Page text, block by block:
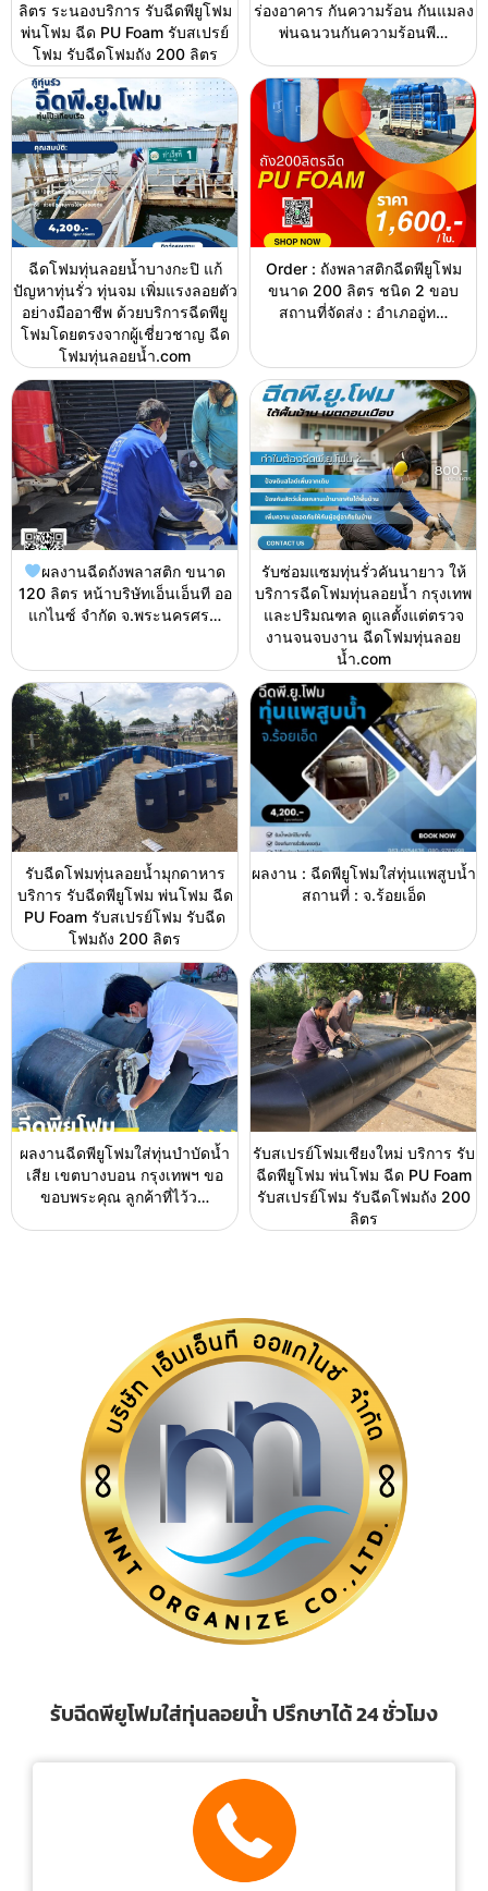
ลิตร ระนองบริการ รับฉีดพียูโฟม
พ่นโฟม ฉีด PU Foam รับสเปรย์
โฟม รับฉีดโฟมถัง 200 ลิตร
ร่องอาคาร กันความร้อน กันแมลง
พ่นฉนวนกันความร้อนพี…
ฉีดโฟมทุ่นลอยน้ำบางกะปิ แก้
ปัญหาทุ่นรั่ว ทุ่นจม เพิ่มแรงลอยตัว
อย่างมืออาชีพ ด้วยบริการฉีดพียู
โฟมโดยตรงจากผู้เชี่ยวชาญ ฉีด
โฟมทุ่นลอยน้ำ.com
Order : ถังพลาสติกฉีดพียูโฟม
ขนาด 200 ลิตร ชนิด 2 ขอบ
สถานที่จัดส่ง : อำเภออู่ท…
ผลงานฉีดถังพลาสติก ขนาด
120 ลิตร หน้าบริษัทเอ็นเอ็นที ออ
แกไนซ์ จำกัด จ.พระนครศร…
รับซ่อมแซมทุ่นรั่วคันนายาว ให้
บริการฉีดโฟมทุ่นลอยน้ำ กรุงเทพ
และปริมณฑล ดูแลตั้งแต่ตรวจ
งานจนจบงาน ฉีดโฟมทุ่นลอย
น้ำ.com
รับฉีดโฟมทุ่นลอยน้ำมุกดาหาร
บริการ รับฉีดพียูโฟม พ่นโฟม ฉีด
PU Foam รับสเปรย์โฟม รับฉีด
โฟมถัง 200 ลิตร
ผลงาน : ฉีดพียูโฟมใส่ทุ่นแพสูบน้ำ
สถานที่ : จ.ร้อยเอ็ด
ผลงานฉีดพียูโฟมใส่ทุ่นบำบัดน้ำ
เสีย เขตบางบอน กรุงเทพฯ ขอ
ขอบพระคุณ ลูกค้าที่ไว้ว…
รับสเปรย์โฟมเชียงใหม่ บริการ รับ
ฉีดพียูโฟม พ่นโฟม ฉีด PU Foam
รับสเปรย์โฟม รับฉีดโฟมถัง 200
ลิตร
รับฉีดพียูโฟมใส่ทุ่นลอยน้ำ ปรึกษาได้ 24 ชั่วโมง